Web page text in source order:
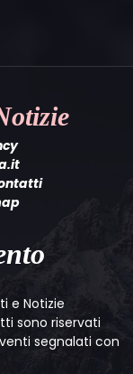
e Notizie
sono riservati
segnalati con